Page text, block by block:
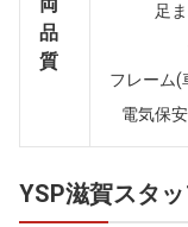
品
質
足
フレーム(
電気保
YSP滋賀スタッ